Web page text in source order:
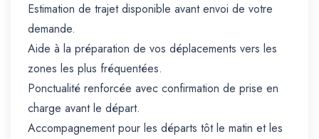
Estimation de trajet disponible avant envoi de votre
demande.
Aide à la préparation de vos déplacements vers les
zones les plus fréquentées.
Ponctualité renforcée avec confirmation de prise en
charge avant le départ.
Accompagnement pour les départs tôt le matin et les